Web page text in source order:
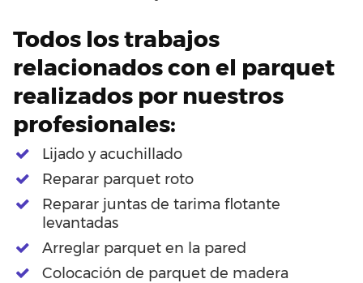
Todos los trabajos
relacionados con el parquet
realizados por nuestros
profesionales:
Lijado y acuchillado
Reparar parquet roto
Reparar juntas de tarima flotante
levantadas
Arreglar parquet en la pared
Colocación de parquet de madera